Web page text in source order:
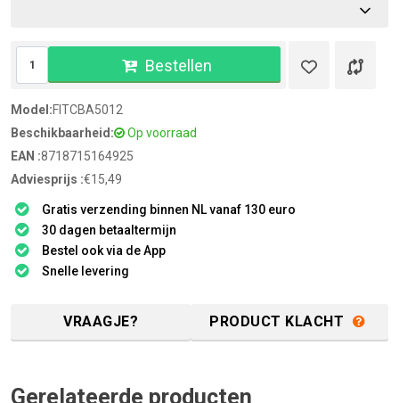
Bestellen
Model:FITCBA5012
Beschikbaarheid:
Op voorraad
EAN :8718715164925
Adviesprijs :€15,49
Gratis verzending binnen NL vanaf 130 euro
30 dagen betaaltermijn
Bestel ook via de App
Snelle levering
VRAAGJE? PRODUCT KLACHT
Gerelateerde producten